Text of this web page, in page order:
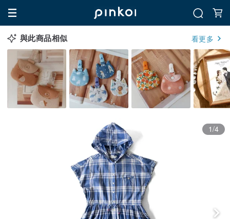
與此商品相似 看更多
1/4